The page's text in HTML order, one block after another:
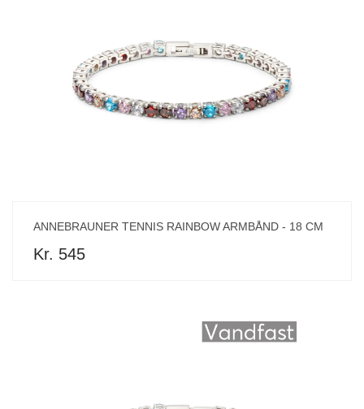
ANNEBRAUNER TENNIS RAINBOW ARMBÅND - 18 CM
Kr. 545